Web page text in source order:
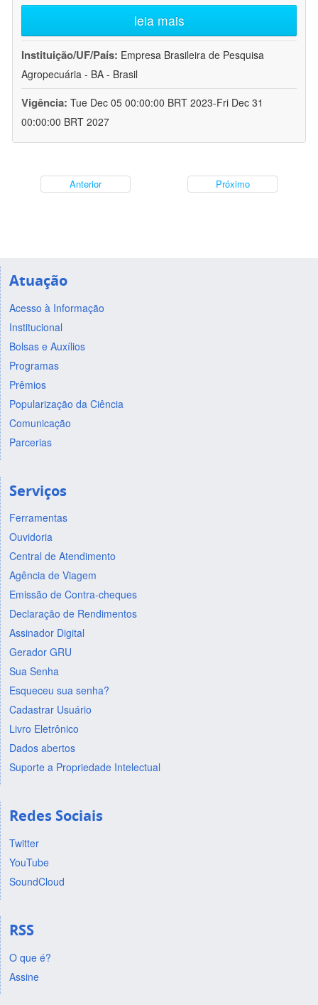
leia mais
Instituição/UF/País: Empresa Brasileira de Pesquisa
Agropecuária - BA - Brasil
Vigência: Tue Dec 05 00:00:00 BRT 2023-Fri Dec 31
00:00:00 BRT 2027
Anterior Próximo
Atuação
Acesso à Informação
Institucional
Bolsas e Auxílios
Programas
Prêmios
Popularização da Ciência
Comunicação
Parcerias
Serviços
Ferramentas
Ouvidoria
Central de Atendimento
Agência de Viagem
Emissão de Contra-cheques
Declaração de Rendimentos
Assinador Digital
Gerador GRU
Sua Senha
Esqueceu sua senha?
Cadastrar Usuário
Livro Eletrônico
Dados abertos
Suporte a Propriedade Intelectual
Redes Sociais
Twitter
YouTube
SoundCloud
RSS
O que é?
Assine